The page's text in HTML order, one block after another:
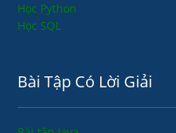
Học Python
Học SQL
Bài Tập Có Lời Giải